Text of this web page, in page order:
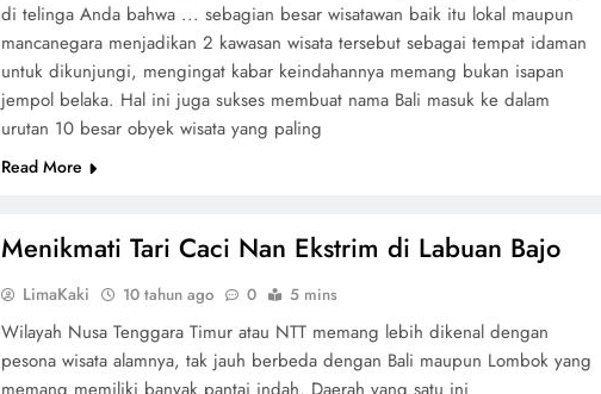
di telinga Anda bahwa ... sebagian besar wisatawan baik itu lokal maupun
mancanegara menjadikan 2 kawasan wisata tersebut sebagai tempat idaman
untuk dikunjungi, mengingat kabar keindahannya memang bukan isapan
jempol belaka. Hal ini juga sukses membuat nama Bali masuk ke dalam
urutan 10 besar obyek wisata yang paling
Read More
Menikmati Tari Caci Nan Ekstrim di Labuan Bajo
LimaKaki 10 tahun ago 0 5 mins
Wilayah Nusa Tenggara Timur atau NTT memang lebih dikenal dengan
pesona wisata alamnya, tak jauh berbeda dengan Bali maupun Lombok yang